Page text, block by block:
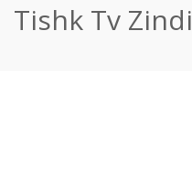
Tishk Tv Zindi